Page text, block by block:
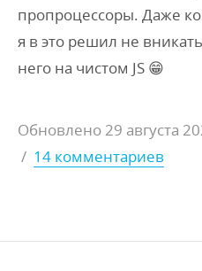
пропроцессоры. Даже
я в это решил не
него на чистом JS 😁
Обновлено 29 августа
/ 14 комментариев